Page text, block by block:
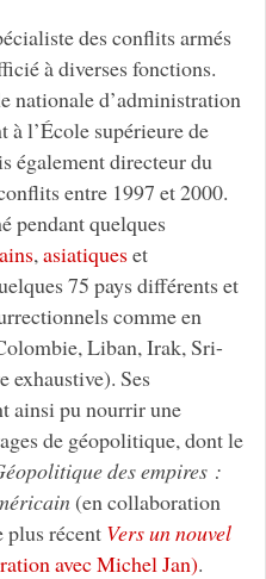
des conflits armés
à diverses fonctions.
nationale d’administration
à l’École supérieure de
également directeur du
entre 1997 et 2000.
pendant quelques
, asiatiqueset
75 pays différents et
comme en
Liban, Irak, Sri-
exhaustive). Ses
ainsi pu nourrir une
de géopolitique, dont le
des empires :
(en collaboration
plus récent Vers un nouvel
avec Michel Jan).